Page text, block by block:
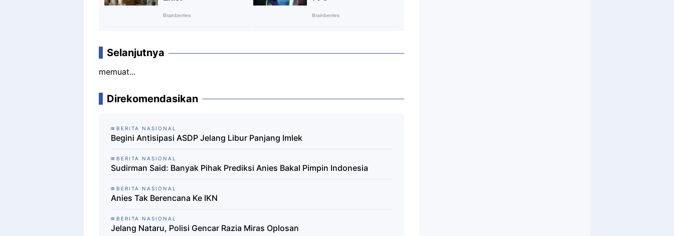
Selanjutnya
memuat...
Direkomendasikan
BERITA NASIONAL
Begini Antisipasi ASDP Jelang Libur Panjang Imlek
BERITA NASIONAL
Sudirman Said: Banyak Pihak Prediksi Anies Bakal Pimpin Indonesia
BERITA NASIONAL
Anies Tak Berencana Ke IKN
BERITA NASIONAL
Jelang Nataru, Polisi Gencar Razia Miras Oplosan